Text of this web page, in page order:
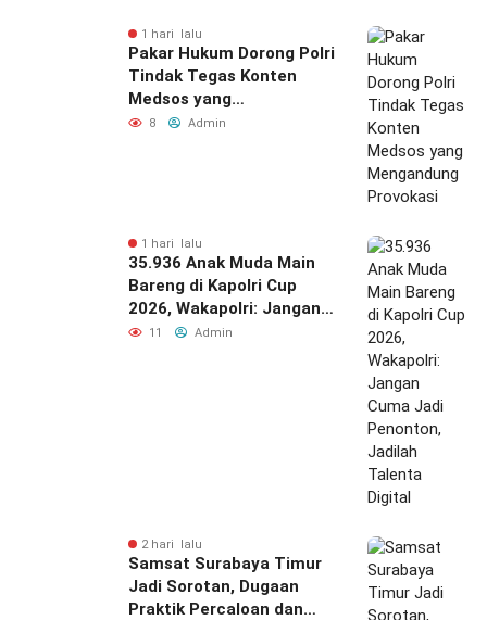
1 hari lalu
Pakar Hukum Dorong Polri
Tindak Tegas Konten
Medsos yang
Mengandung Provokasi
8 Admin
1 hari lalu
35.936 Anak Muda Main
Bareng di Kapolri Cup
2026, Wakapolri: Jangan
Cuma Jadi Penonton,
11 Admin
2 hari lalu
Samsat Surabaya Timur
Jadi Sorotan, Dugaan
Praktik Percaloan dan